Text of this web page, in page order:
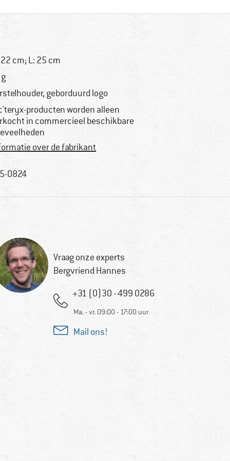
22 cm; L: 25 cm
geborduurd logo
producten worden alleen
in commercieel beschikbare
over de fabrikant
0824
Vraag onze experts
Bergvriend Hannes
+31 (0)30 - 499 0286
Ma. - vr. 09:00 - 17:00 uur
Mail ons!